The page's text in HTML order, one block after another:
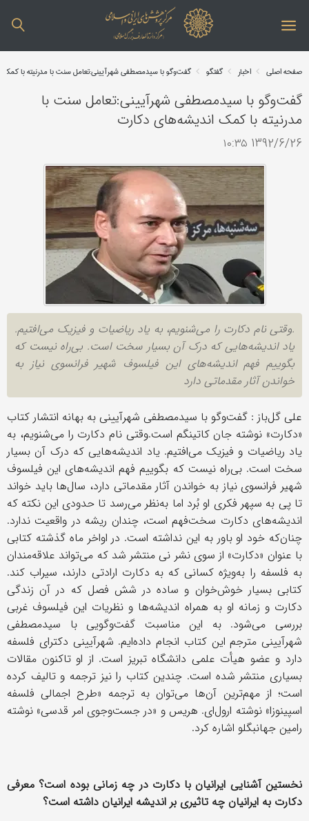
صفحه اصلی اخبار گفتگو گفت‌وگو با سیدمصطفی شهرآیینی:تعامل سنت با مدرنیته با
گفت‌وگو با سیدمصطفی شهرآیینی:تعامل سنت با
مدرنیته با کمک اندیشه‌های دکارت
1392/6/26 ۱۰:۳۵
.وقتی نام دکارت را می‌شنویم، به یاد ریاضیات و فیزیک می‌افتیم.
یاد اندیشه‌هایی که درک آن بسیار سخت است. بی‌راه نیست که
بگوییم فهم اندیشه‌های این فیلسوف شهیر فرانسوی نیاز به
خواندن آثار مقدماتی دارد
علی گل‌باز : گفت‌وگو با سیدمصطفی شهرآیینی به بهانه انتشار کتاب
«دکارت» نوشته جان کاتینگم است.وقتی نام دکارت را می‌شنویم، به
یاد ریاضیات و فیزیک می‌افتیم. یاد اندیشه‌هایی که درک آن بسیار
سخت است. بی‌راه نیست که بگوییم فهم اندیشه‌های این فیلسوف
شهیر فرانسوی نیاز به خواندن آثار مقدماتی دارد، سال‌ها باید خواند
تا پی به سپهر فکری او بُرد اما به‌نظر می‌رسد تا حدودی این نکته که
اندیشه‌های دکارت سخت‌فهم است، چندان ریشه در واقعیت ندارد.
چنان‌که خود او باور به این نداشته است. در اواخر ماه گذشته کتابی
با عنوان «دکارت» از سوی نشر نی منتشر شد که می‌تواند علاقه‌مندان
به فلسفه را به‌ویژه کسانی که به دکارت ارادتی دارند، سیراب کند.
کتابی بسیار خوش‌خوان و ساده در شش فصل که در آن زندگی
دکارت و زمانه او به همراه‌ اندیشه‌ها و نظریات این فیلسوف غربی
بررسی می‌شود. به این مناسبت گفت‌وگویی با سیدمصطفی
شهرآیینی مترجم این کتاب انجام داده‌ایم. شهرآیینی دکترای فلسفه
دارد و عضو هیأت علمی دانشگاه تبریز است. از او تاکنون مقالات
بسیاری منتشر شده است. چندین کتاب را نیز ترجمه و تالیف کرده
است؛ از مهم‌ترین آن‌ها می‌توان به ترجمه «طرح اجمالی فلسفه
اسپینوزا» نوشته ارول‌ای. هریس و «در جست‌و‌جوی امر قدسی» نوشته
رامین جهانبگلو اشاره کرد.
نخستین آشنایی ایرانیان با دکارت در چه زمانی بوده است؟ معرفی
دکارت به ایرانیان چه تاثیری بر اندیشه ایرانیان داشته است؟